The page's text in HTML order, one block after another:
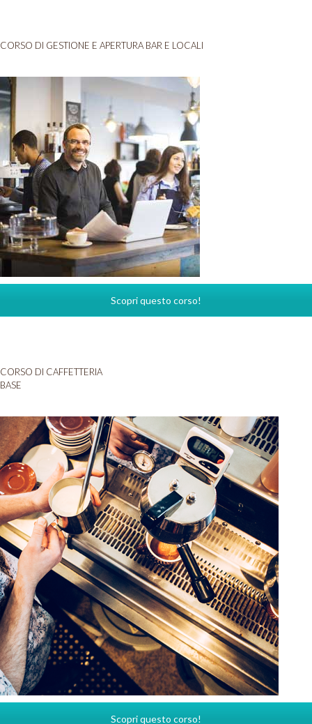
CORSO DI GESTIONE E APERTURA BAR E LOCALI
Scopri questo corso!
CORSO DI CAFFETTERIA
BASE
Scopri questo corso!